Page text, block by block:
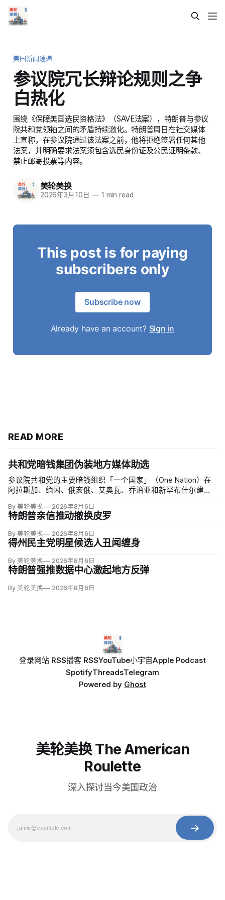
美国新闻速递
参议院冗长辩论规则之争
白热化
围绕《保障美国选民资格法》（SAVE法案），特朗普与参议
院共和党领袖之间的矛盾持续激化。特朗普周日在社交媒体
上宣称，在参议院通过该法案之前，他将拒绝签署任何其他
法案，并明确要求法案须包含选民身份证及公民证明条款、
禁止邮寄投票等内容。
美轮美换
2026年3月10日 —1 min read
This post is for paying
subscribers only
Subscribe now
Already have an account? Sign in
READ MORE
共和党暗钱集团伪装地方媒体助选
参议院共和党的主要暗钱组织「一个国家」（One Nation）在
阿拉斯加、缅因、俄亥俄、艾奥瓦、乔治亚和新罕布什尔建立
27.464万美元广告，推广有利于共和党参议员候选人的内容。
By 美轮美换 2026年8月6日
特朗普亲信推动撤换皮罗
By 美轮美换 2026年8月6日
得州民主党明星候选人丑闻缠身
By 美轮美换 2026年8月6日
特朗普强推数据中心激起地方反弹
By 美轮美换 2026年8月6日
登录网站 RSS播客 RSSYouTube小宇宙Apple Podcast
SpotifyThreadsTelegram
Powered by Ghost
美轮美换 The American
Roulette
深入探讨当今美国政治